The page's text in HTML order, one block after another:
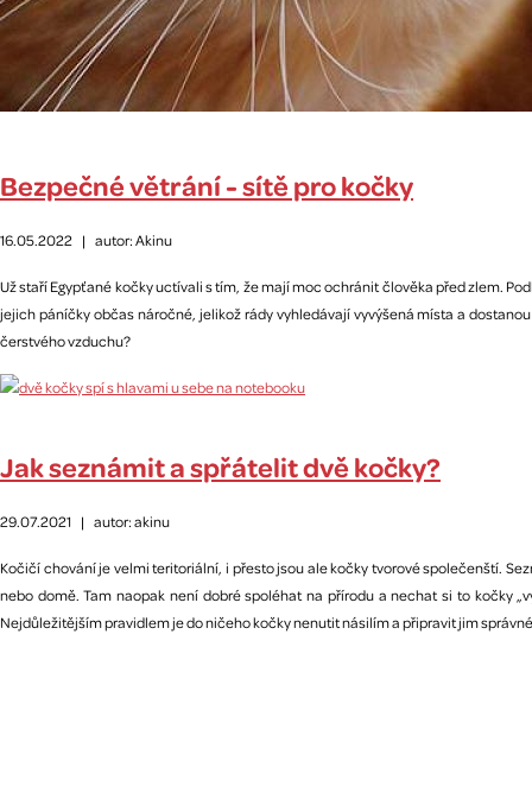
Bezpečné větrání - sítě pro kočky
16.05.2022 | autor: Akinu
Už staří Egypťané kočky uctívali s tím, že mají moc ochránit člověka před zlem.
jejich páníčky občas náročné, jelikož rády vyhledávají vyvýšená místa a
čerstvého vzduchu?
Jak seznámit a spřátelit dvě kočky?
29.07.2021 | autor: akinu
Kočičí chování je velmi teritoriální, i přesto jsou ale kočky tvorové společenští.
nebo domě. Tam naopak není dobré spoléhat na přírodu a nechat si to kočky
Nejdůležitějším pravidlem je do ničeho kočky nenutit násilím a připravit jim